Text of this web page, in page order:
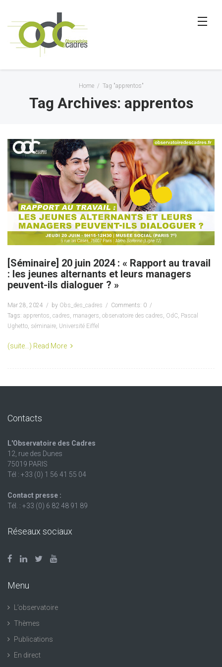
Home / Tag "apprentos"
Tag Archives: apprentos
[Séminaire] 20 juin 2024 : « Rapport au travail
: les jeunes alternants et leurs managers
peuvent-ils dialoguer ? »
Mar 28, 2024 by Obs_des_cadres
Comments: 0
Tags: apprentos, cadres, managers, observatoire des cadres, OdC, Pascal
Ughetto, séminaire, Université Eiffel
(suite…) Read More
Contacts
L'Observatoire des Cadres
12, rue des Dunes
75019 PARIS
Tél : +33 (0) 1 56 41 55 04
Contact presse :
Tél. : +33 (0) 6 82 48 91 89
Réseaux sociaux
Menu
L’observatoire
Thèmes
Publications
En direct